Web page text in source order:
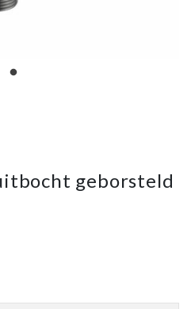
geborsteld